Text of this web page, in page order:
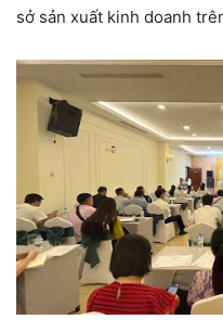
sở sản xuất kinh doanh